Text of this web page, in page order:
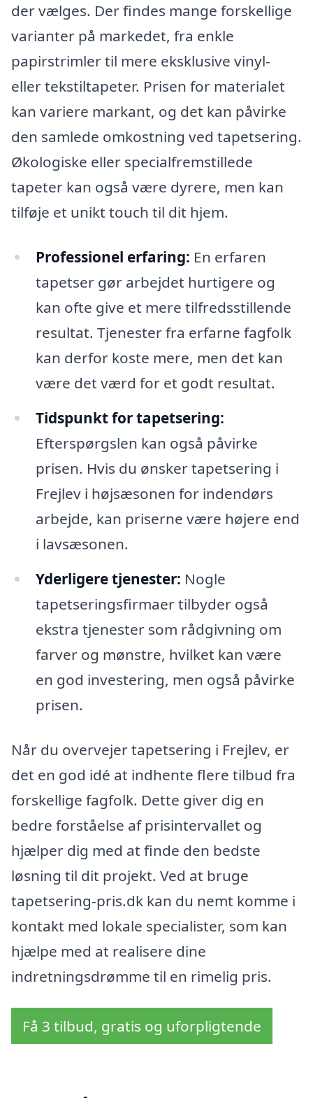
der vælges. Der findes mange forskellige
varianter på markedet, fra enkle
papirstrimler til mere eksklusive vinyl-
eller tekstiltapeter. Prisen for materialet
kan variere markant, og det kan påvirke
den samlede omkostning ved tapetsering.
Økologiske eller specialfremstillede
tapeter kan også være dyrere, men kan
tilføje et unikt touch til dit hjem.
Professionel erfaring: En erfaren
tapetser gør arbejdet hurtigere og
kan ofte give et mere tilfredsstillende
resultat. Tjenester fra erfarne fagfolk
kan derfor koste mere, men det kan
være det værd for et godt resultat.
Tidspunkt for tapetsering:
Efterspørgslen kan også påvirke
prisen. Hvis du ønsker tapetsering i
Frejlev i højsæsonen for indendørs
arbejde, kan priserne være højere end
i lavsæsonen.
Yderligere tjenester: Nogle
tapetseringsfirmaer tilbyder også
ekstra tjenester som rådgivning om
farver og mønstre, hvilket kan være
en god investering, men også påvirke
prisen.
Når du overvejer tapetsering i Frejlev, er
det en god idé at indhente flere tilbud fra
forskellige fagfolk. Dette giver dig en
bedre forståelse af prisintervallet og
hjælper dig med at finde den bedste
løsning til dit projekt. Ved at bruge
tapetsering-pris.dk kan du nemt komme i
kontakt med lokale specialister, som kan
hjælpe med at realisere dine
indretningsdrømme til en rimelig pris.
Få 3 tilbud, gratis og uforpligtende